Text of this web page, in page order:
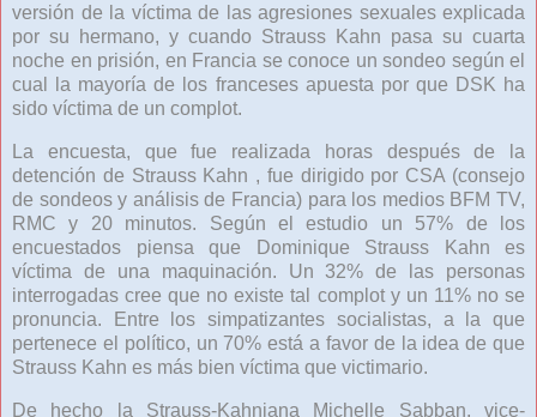
versión de la víctima de las agresiones sexuales explicada
por su hermano, y cuando Strauss Kahn pasa su cuarta
noche en prisión, en Francia se conoce un sondeo según el
cual la mayoría de los franceses apuesta por que DSK ha
sido víctima de un complot.
La encuesta, que fue realizada horas después de la
detención de Strauss Kahn , fue dirigido por CSA (consejo
de sondeos y análisis de Francia) para los medios BFM TV,
RMC y 20 minutos. Según el estudio un 57% de los
encuestados piensa que Dominique Strauss Kahn es
víctima de una maquinación. Un 32% de las personas
interrogadas cree que no existe tal complot y un 11% no se
pronuncia. Entre los simpatizantes socialistas, a la que
pertenece el político, un 70% está a favor de la idea de que
Strauss Kahn es más bien víctima que victimario.
De hecho la Strauss-Kahniana Michelle Sabban, vice-